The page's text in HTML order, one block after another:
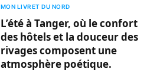
MON LIVRET DU NORD
L’été à Tanger, où le confort
des hôtels et la douceur des
rivages composent une
atmosphère poétique.